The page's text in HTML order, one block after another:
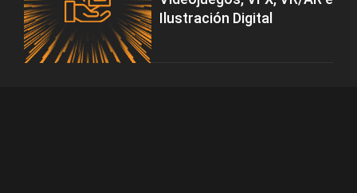
Ilustración Digital